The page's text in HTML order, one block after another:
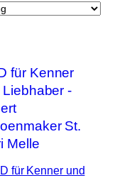
für Kenner und